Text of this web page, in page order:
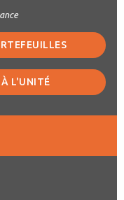
À L'UNITÉ